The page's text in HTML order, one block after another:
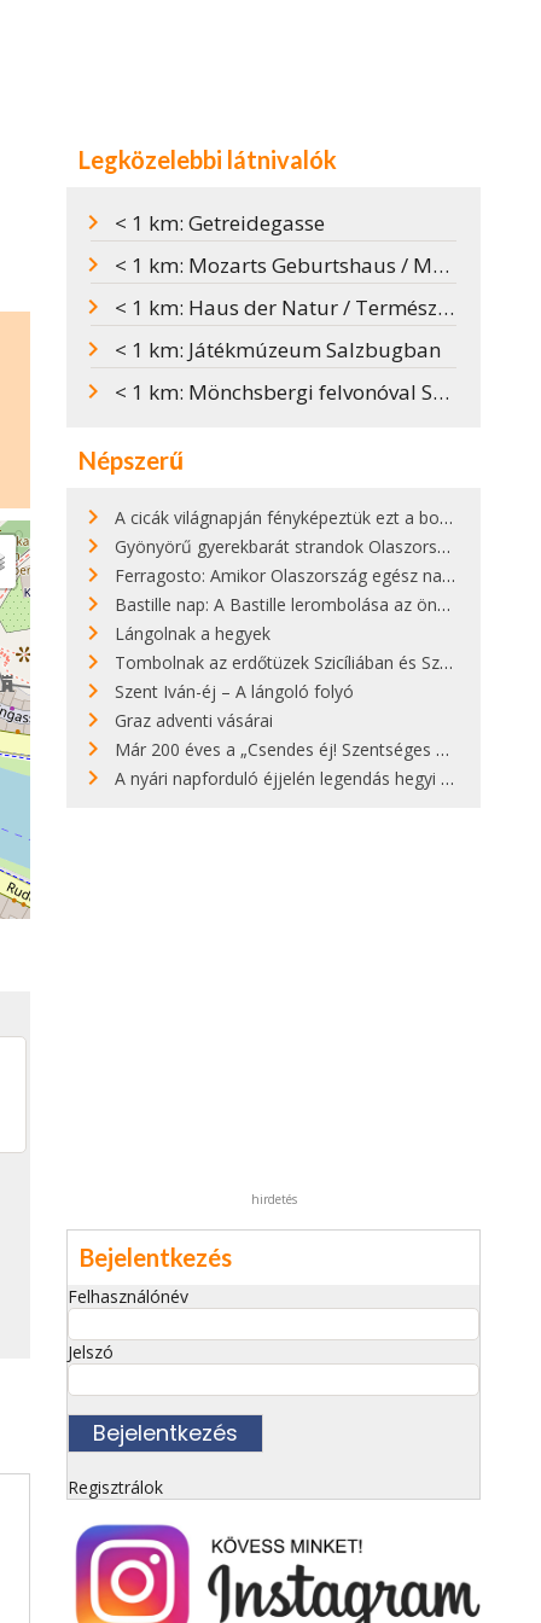
Legközelebbi látnivalók
< 1 km: Getreidegasse
< 1 km: Mozarts Geburtshaus / Mozart szülőháza
< 1 km: Haus der Natur / Természet Háza
< 1 km: Játékmúzeum Salzbugban
< 1 km: Mönchsbergi felvonóval Salzburg kilátóteraszára
Népszerű
A cicák világnapján fényképeztük ezt a bokor alatt hűsölő cicát Kisorosziban
Gyönyörű gyerekbarát strandok Olaszországban - megmutatjuk a 15 legjobbat
Ferragosto: Amikor Olaszország egész nap nyaral
Bastille nap: A Bastille lerombolása az önkényuralom végét jelentette
Lángolnak a hegyek
Tombolnak az erdőtüzek Szicíliában és Szardínián
Szent Iván-éj – A lángoló folyó
Graz adventi vásárai
Már 200 éves a „Csendes éj! Szentséges éj!”
A nyári napforduló éjjelén legendás hegyi tüzek világítják meg Zugspitzét
hirdetés
Bejelentkezés
Felhasználónév
Jelszó
Regisztrálok